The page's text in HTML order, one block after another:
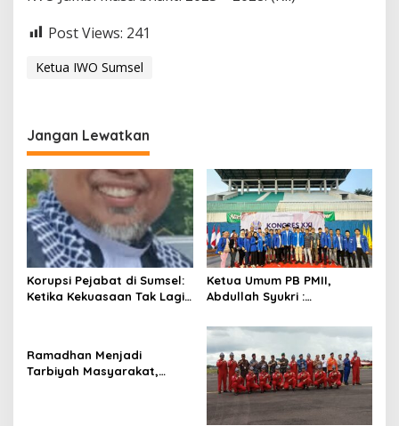
Post Views: 241
Ketua IWO Sumsel
Jangan Lewatkan
Korupsi Pejabat di Sumsel:
Ketika Kekuasaan Tak Lagi
Ketua Umum PB PMII,
Abdullah Syukri :
PB PMII Tidak Sebesar Ini !
Ramadhan Menjadi
Tarbiyah Masyarakat,